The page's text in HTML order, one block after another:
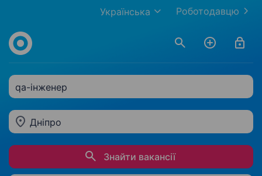
Роботодавцю
Українська
qa-інженер
Дніпро
Знайти вакансії